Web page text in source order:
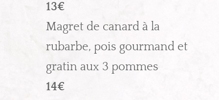
13€
Magret de canard à la
rubarbe, pois gourmand et
gratin aux 3 pommes
14€